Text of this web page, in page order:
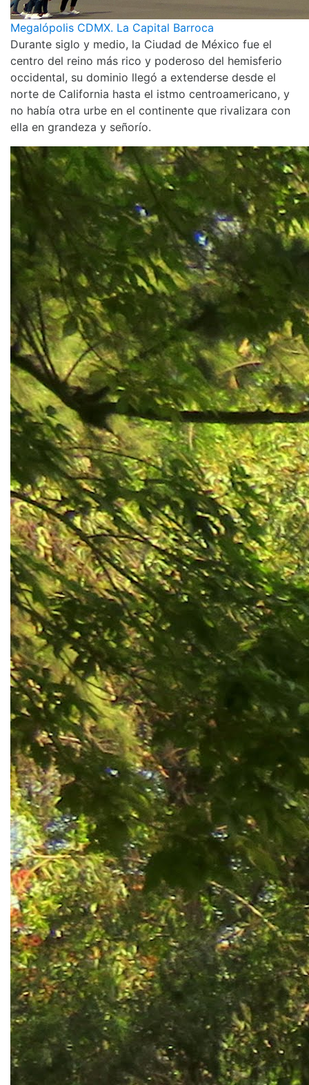
Megalópolis CDMX. La Capital Barroca
Durante siglo y medio, la Ciudad de México fue el
centro del reino más rico y poderoso del hemisferio
occidental, su dominio llegó a extenderse desde el
norte de California hasta el istmo centroamericano, y
no había otra urbe en el continente que rivalizara con
ella en grandeza y señorío.